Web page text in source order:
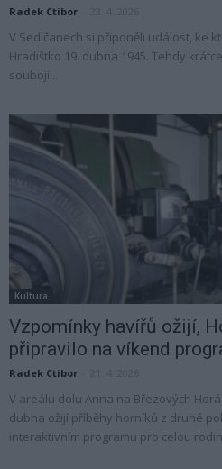
Radek Ctibor
V Sedlčanech si připoněli událost, ke
Hradištko 19. dubna 1945. Tehdy
souboji...
Kultura
Vzpomínky havířů ožijí,
připravilo na víkend
Radek Ctibor
V areálu dolu Anna na Březových
dubna ožijí příběhy horníků z druhé
interaktivním programu pro celou